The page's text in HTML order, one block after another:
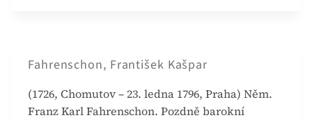
Fahrenschon, František Kašpar
(1726, Chomutov – 23. ledna 1796, Praha) Něm.
Franz Karl Fahrenschon. Pozdně barokní